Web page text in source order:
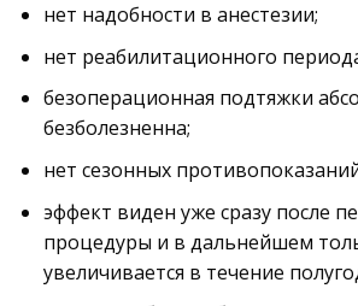
нет надобности в анестезии;
нет реабилитационного
безоперационная подтяжки
безболезненна;
нет сезонных
эффект виден уже сразу после
процедуры и в дальнейшем
увеличивается в течение